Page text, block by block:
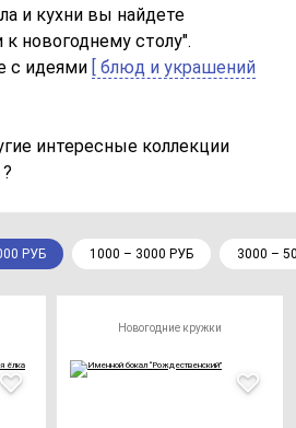
и кухни вы найдете
новогоднему столу".
с идеями [ блюд и украшений
интересные коллекции
?
РУБ 1000 – 3000 РУБ 3000 –
Новогодние кружки